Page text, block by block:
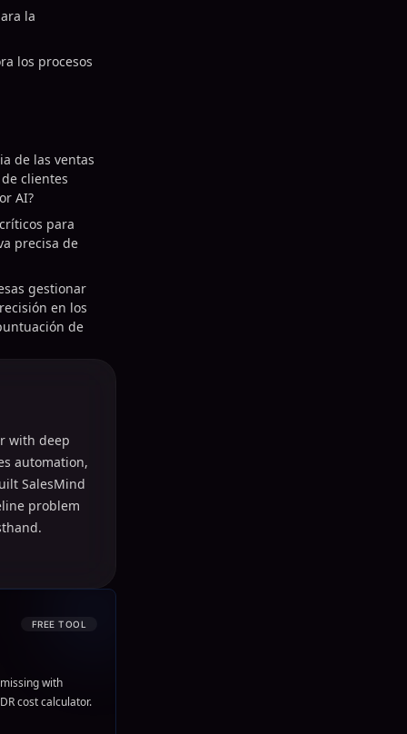
la
los procesos
de las ventas
clientes
AI?
para
precisa de
gestionar
en los
de
with deep
automation,
SalesMind
problem
FREE TOOL
with
cost calculator.